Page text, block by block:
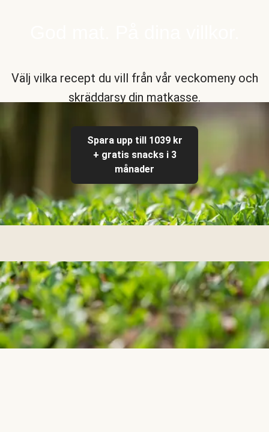
Välj vilka recept du vill från vår veckomeny och
skräddarsy din matkasse.
Spara upp till 1039 kr
+ gratis snacks i 3
månader